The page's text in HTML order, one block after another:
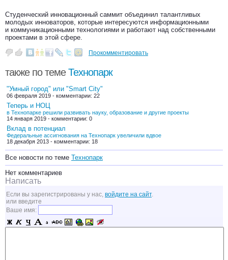
Студенческий инновационный саммит объединил талантливых
молодых инноваторов, которые интересуются информационными
и коммуникационными технологиями и работают над собственными
проектами в этой сфере.
Прокомментировать
также по темеТехнопарк
"Умный город" или "Smart City"
06 февраля 2019 - комментарии: 22
Теперь и НОЦ
в Технопарке решили развивать науку, образование и другие проекты
14 января 2019 - комментарии: 0
Вклад в потенциал
Федеральные ассигнования на Технопарк увеличили вдвое
18 декабря 2013 - комментарии: 18
Все новости по теме Технопарк
Нет комментариев
Написать
Если вы зарегистрированы у нас, войдите на сайт.
или введите
Ваше имя: